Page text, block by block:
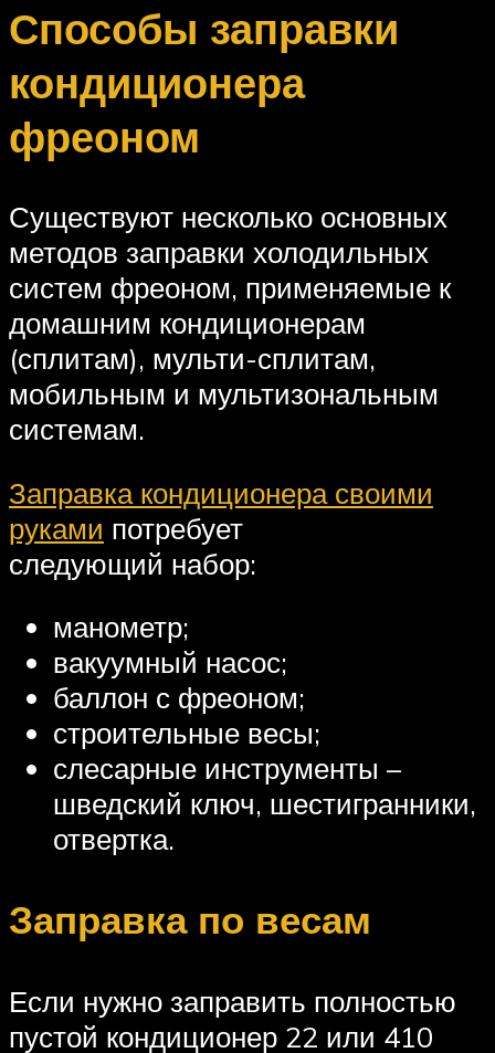
Способы заправки
кондиционера
фреоном
Существуют несколько основных
методов заправки холодильных
систем фреоном, применяемые к
домашним кондиционерам
(сплитам), мульти-сплитам,
мобильным и мультизональным
системам.
Заправка кондиционера своими
руками потребует
следующий набор:
манометр;
вакуумный насос;
баллон с фреоном;
строительные весы;
слесарные инструменты –
шведский ключ, шестигранники,
отвертка.
Заправка по весам
Если нужно заправить полностью
пустой кондиционер 22 или 410